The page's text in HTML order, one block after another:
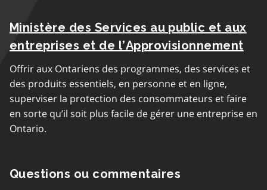
Ministère des Services au public et aux
entreprises et de l’Approvisionnement
Offrir aux Ontariens des programmes, des services et
des produits essentiels, en personne et en ligne,
superviser la protection des consommateurs et faire
en sorte qu’il soit plus facile de gérer une entreprise en
Ontario.
Questions ou commentaires